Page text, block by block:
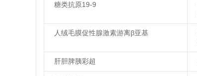
糖类抗原19-9
人绒毛膜促性腺激素游离β亚基
肝胆脾胰彩超